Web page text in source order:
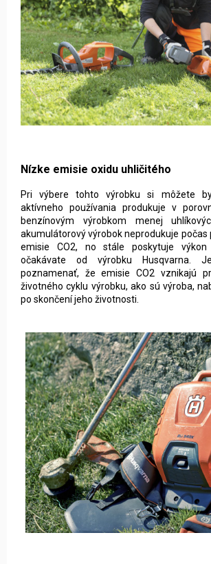
Nízke emisie oxidu uhličitého
Pri výbere tohto výrobku si môžete
aktívneho používania produkuje v
benzínovým výrobkom menej
akumulátorový výrobok neprodukuje počas
emisie CO2, no stále poskytuje
očakávate od výrobku Husqvarna.
poznamenať, že emisie CO2 vznikajú
životného cyklu výrobku, ako sú výroba,
po skončení jeho životnosti.